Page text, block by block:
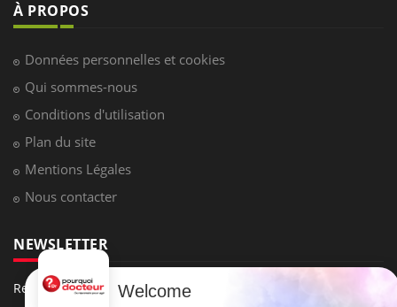
À PROPOS
Données personnelles et cookies
Qui sommes-nous
Conditions d'utilisation
Plan du site
Mentions Légales
Nous contacter
NEWSLETTER
Recevez toutes les semaines les meilleures infos santé
Welcome